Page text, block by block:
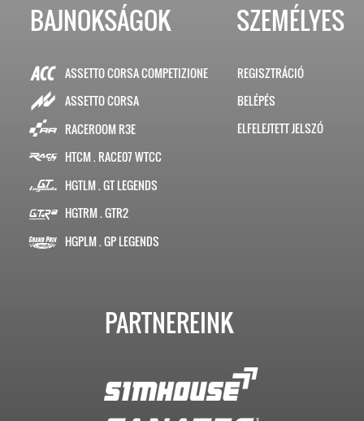
BAJNOKSÁGOK
ASSETTO CORSA COMPETIZIONE
ASSETTO CORSA
RACEROOM R3E
HTCM . RACE07 WTCC
HGTLM . GT LEGENDS
HGTRM . GTR2
HGPLM . GP LEGENDS
SZEMÉLYES
REGISZTRÁCIÓ
BELÉPÉS
ELFELEJTETT JELSZÓ
PARTNEREINK